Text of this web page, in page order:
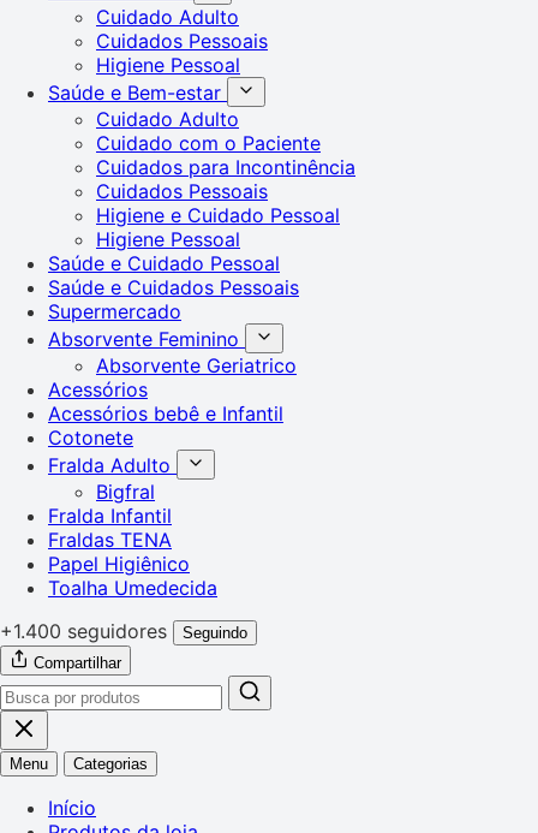
Cuidado Adulto
Cuidados Pessoais
Higiene Pessoal
Saúde e Bem-estar
Cuidado Adulto
Cuidado com o Paciente
Cuidados para Incontinência
Cuidados Pessoais
Higiene e Cuidado Pessoal
Higiene Pessoal
Saúde e Cuidado Pessoal
Saúde e Cuidados Pessoais
Supermercado
Absorvente Feminino
Absorvente Geriatrico
Acessórios
Acessórios bebê e Infantil
Cotonete
Fralda Adulto
Bigfral
Fralda Infantil
Fraldas TENA
Papel Higiênico
Toalha Umedecida
+1.400 seguidores
Seguindo
Compartilhar
Menu Categorias
Início